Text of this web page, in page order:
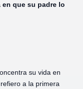
en que su padre lo
su vida en
a la primera